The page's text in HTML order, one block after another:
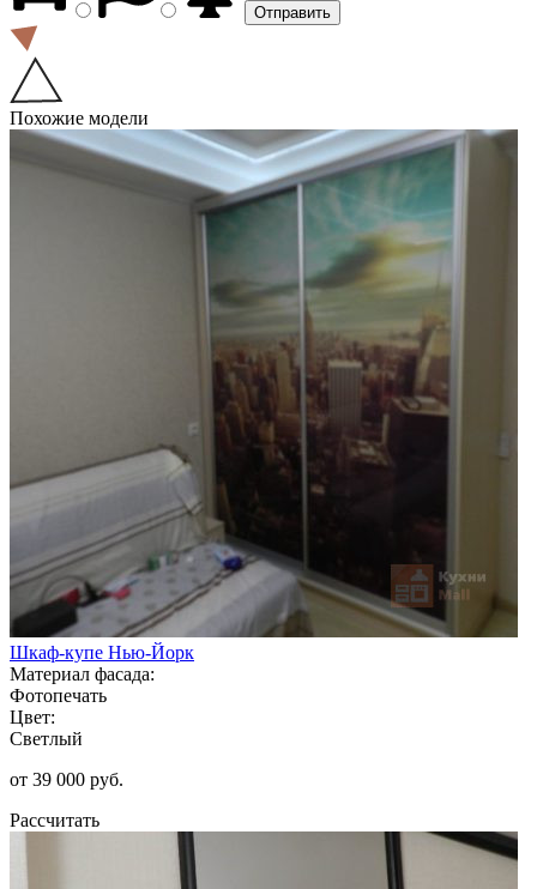
Похожие модели
Шкаф-купе Нью-Йорк
Материал фасада:
Фотопечать
Цвет:
Светлый
от 39 000 руб.
Рассчитать